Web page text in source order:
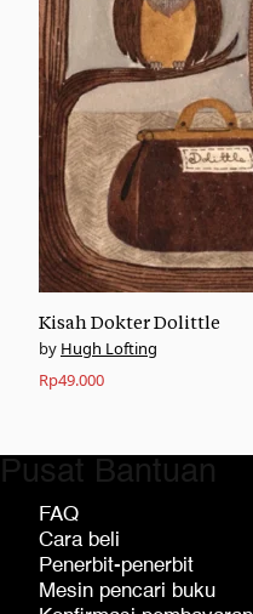
Kisah Dokter Dolittle
Hugh Lofting
Rp49.000
Pusat Bantuan
FAQ
Cara beli
Penerbit-penerbit
Mesin pencari buku